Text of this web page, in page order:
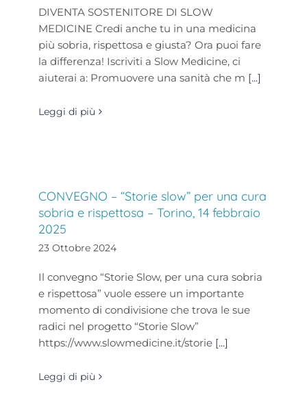
DIVENTA SOSTENITORE DI SLOW
MEDICINE Credi anche tu in una medicina
più sobria, rispettosa e giusta? Ora puoi fare
la differenza! Iscriviti a Slow Medicine, ci
aiuterai a: Promuovere una sanità che m [...]
Leggi di più
CONVEGNO – “Storie slow” per una cura
sobria e rispettosa – Torino, 14 febbraio
2025
23 Ottobre 2024
Il convegno “Storie Slow, per una cura sobria
e rispettosa” vuole essere un importante
momento di condivisione che trova le sue
radici nel progetto “Storie Slow”
https://www.slowmedicine.it/storie [...]
Leggi di più